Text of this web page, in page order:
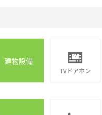
建物設備
TVドアホン